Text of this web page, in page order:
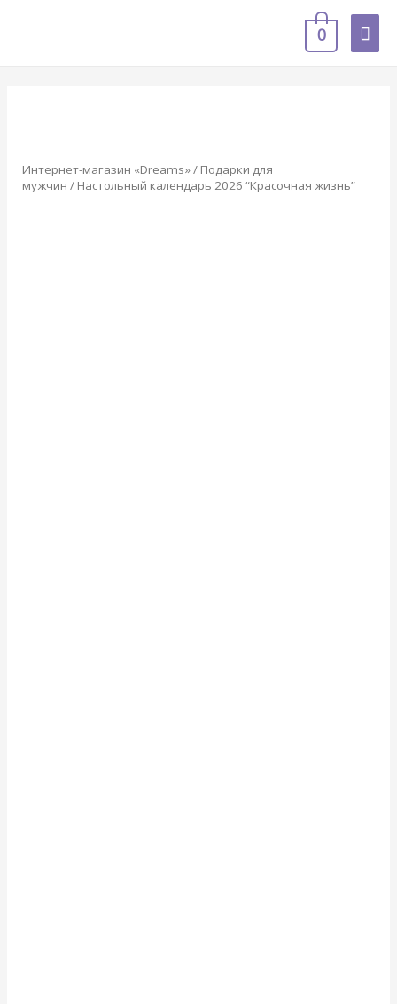
0
Интернет-магазин «Dreams»/ Подарки для
мужчин / Настольный календарь 2026 “Красочная жизнь”